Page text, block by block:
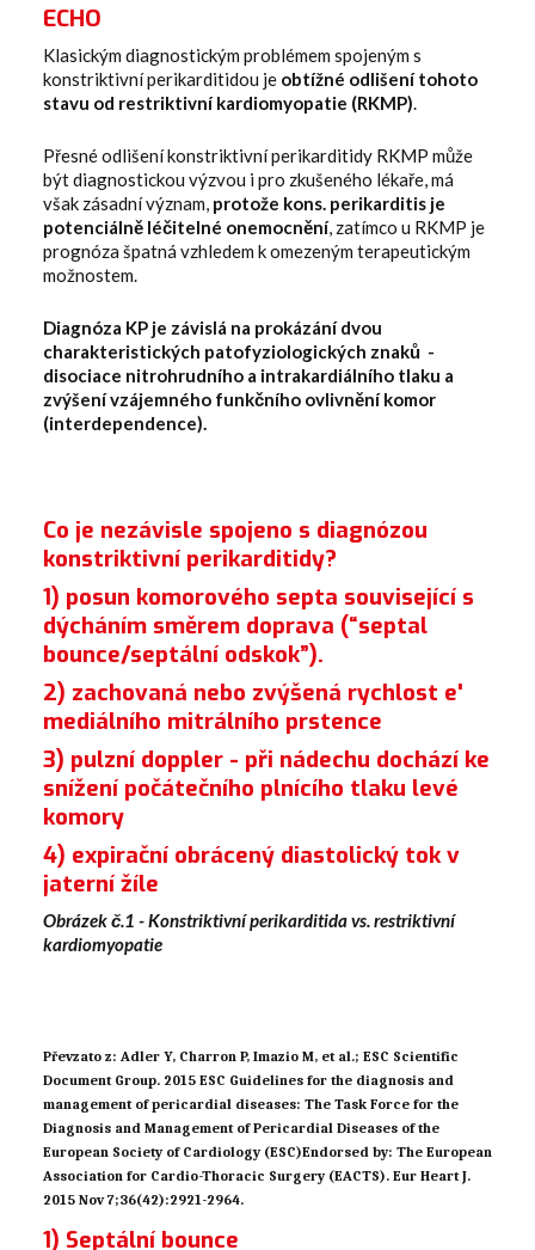
ECHO
Klasickým diagnostickým problémem spojeným s
konstriktivní perikarditidou je obtížné odlišení tohoto
stavu od restriktivní kardiomyopatie (RKMP).
Přesné odlišení konstriktivní perikarditidy RKMP může
být diagnostickou výzvou i pro zkušeného lékaře, má
však zásadní význam, protože kons. perikarditis je
potenciálně léčitelné onemocnění, zatímco u RKMP je
prognóza špatná vzhledem k omezeným terapeutickým
možnostem.
Diagnóza KP je závislá na prokázání dvou
charakteristických patofyziologických znaků -
disociace nitrohrudního a intrakardiálního tlaku a
zvýšení vzájemného funkčního ovlivnění komor
(interdependence).
Co je nezávisle spojeno s diagnózou
konstriktivní perikarditidy?
1) posun komorového septa související s
dýcháním směrem doprava (“septal
bounce/septální odskok”).
2) zachovaná nebo zvýšená rychlost e'
mediálního mitrálního prstence
3) pulzní doppler - při nádechu dochází ke
snížení počátečního plnícího tlaku levé
komory
4) expirační obrácený diastolický tok v
jaterní žíle
Obrázek č.1 - Konstriktivní perikarditida vs. restriktivní
kardiomyopatie
Převzato z: Adler Y, Charron P, Imazio M, et al.; ESC Scientific
Document Group. 2015 ESC Guidelines for the diagnosis and
management of pericardial diseases: The Task Force for the
Diagnosis and Management of Pericardial Diseases of the
European Society of Cardiology (ESC)Endorsed by: The European
Association for Cardio-Thoracic Surgery (EACTS). Eur Heart J.
2015 Nov 7;36(42):2921-2964.
1) Septální bounce